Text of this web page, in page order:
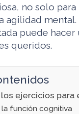
no solo
agilidad
puede
queridos.
ejercicios para
función cognitiva